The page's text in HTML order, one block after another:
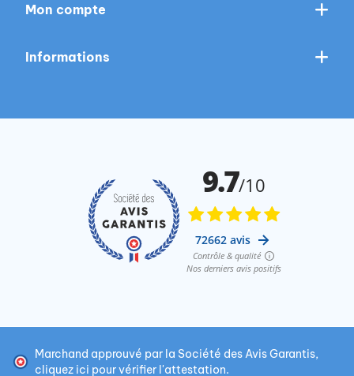
Mon compte
Informations
Marchand approuvé par la Société des Avis Garantis,
cliquez ici pour vérifier l'attestation.